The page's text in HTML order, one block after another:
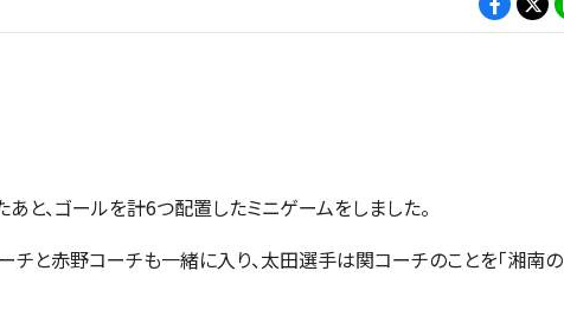
と、ゴールを計6つ配置したミニゲームをしました。
と赤野コーチも一緒に入り、太田選手は関コーチのことを「湘南の